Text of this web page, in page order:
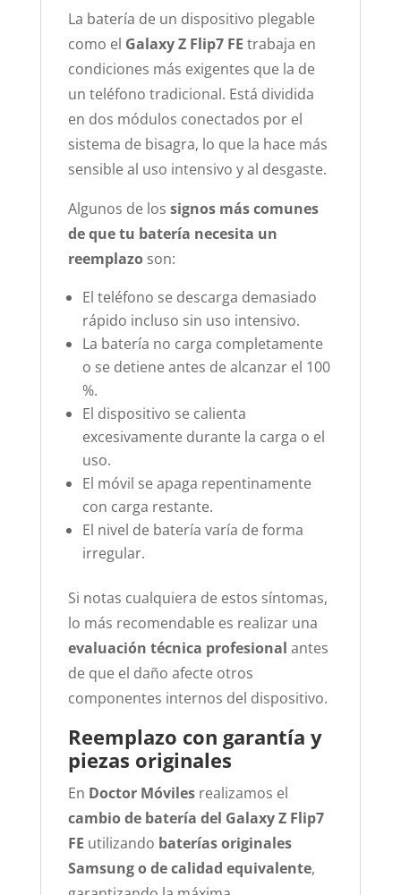
La batería de un dispositivo plegable
como el Galaxy Z Flip7 FE trabaja en
condiciones más exigentes que la de
un teléfono tradicional. Está dividida
en dos módulos conectados por el
sistema de bisagra, lo que la hace más
sensible al uso intensivo y al desgaste.
Algunos de los signos más comunes
de que tu batería necesita un
reemplazoson:
El teléfono se descarga demasiado
rápido incluso sin uso intensivo.
La batería no carga completamente
o se detiene antes de alcanzar el 100
%.
El dispositivo se calienta
excesivamente durante la carga o el
uso.
El móvil se apaga repentinamente
con carga restante.
El nivel de batería varía de forma
irregular.
Si notas cualquiera de estos síntomas,
lo más recomendable es realizar una
evaluación técnica profesional antes
de que el daño afecte otros
componentes internos del dispositivo.
Reemplazo con garantía y
piezas originales
En Doctor Móvilesrealizamos el
cambio de batería del Galaxy Z Flip7
FE utilizando baterías originales
Samsung o de calidad equivalente,